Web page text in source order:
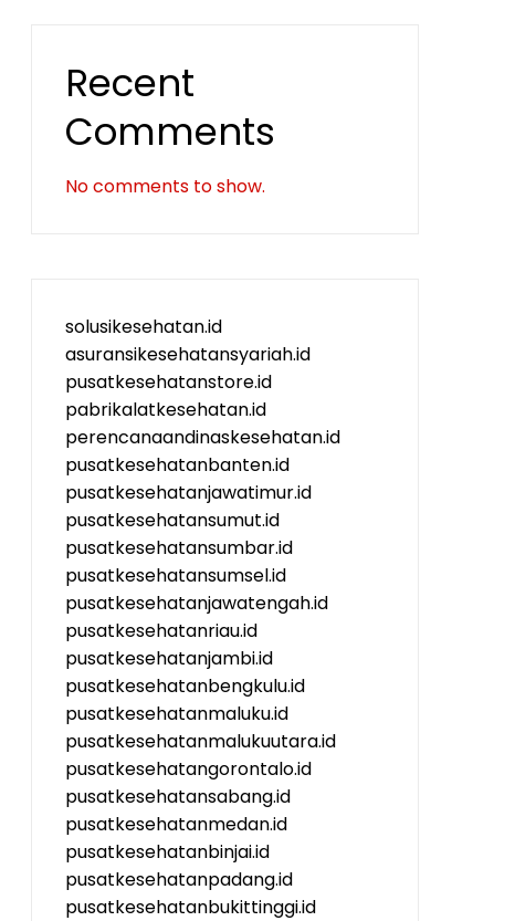
Recent
Comments
No comments to show.
solusikesehatan.id
asuransikesehatansyariah.id
pusatkesehatanstore.id
pabrikalatkesehatan.id
perencanaandinaskesehatan.id
pusatkesehatanbanten.id
pusatkesehatanjawatimur.id
pusatkesehatansumut.id
pusatkesehatansumbar.id
pusatkesehatansumsel.id
pusatkesehatanjawatengah.id
pusatkesehatanriau.id
pusatkesehatanjambi.id
pusatkesehatanbengkulu.id
pusatkesehatanmaluku.id
pusatkesehatanmalukuutara.id
pusatkesehatangorontalo.id
pusatkesehatansabang.id
pusatkesehatanmedan.id
pusatkesehatanbinjai.id
pusatkesehatanpadang.id
pusatkesehatanbukittinggi.id